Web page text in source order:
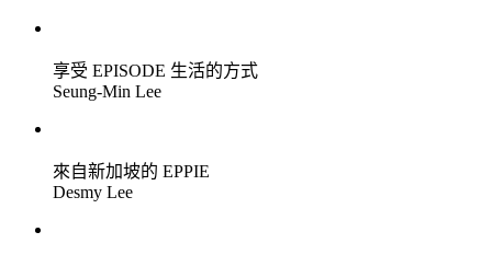
享受 EPISODE 生活的方式
Seung-Min Lee
來自新加坡的 EPPIE
Desmy Lee